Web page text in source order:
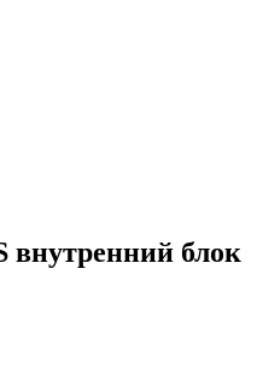
внутренний блок